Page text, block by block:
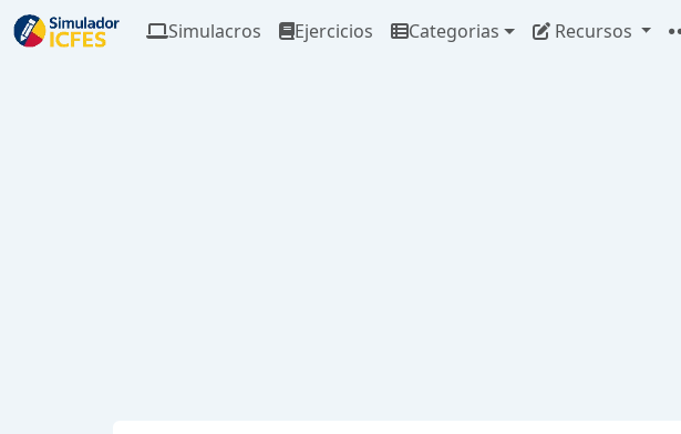
Simulacros Ejercicios Categorias Recursos